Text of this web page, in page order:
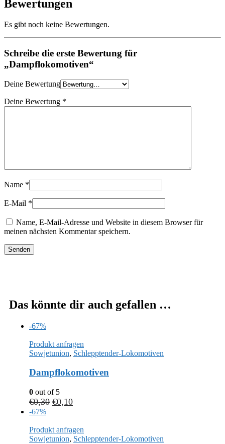
Bewertungen
Es gibt noch keine Bewertungen.
Schreibe die erste Bewertung für
„Dampflokomotiven“
Deine Bewertung
Deine Bewertung *
Name *
E-Mail *
Name, E-Mail-Adresse und Website in diesem Browser für
meinen nächsten Kommentar speichern.
Das könnte dir auch gefallen …
-67%
Produkt anfragen
Sowjetunion, Schlepptender-Lokomotiven
Dampflokomotiven
0 out of 5
€0,30 €0,10
-67%
Produkt anfragen
Sowjetunion, Schlepptender-Lokomotiven